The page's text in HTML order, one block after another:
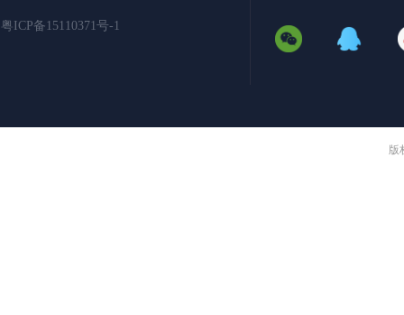
粤ICP备15110371号-1
版